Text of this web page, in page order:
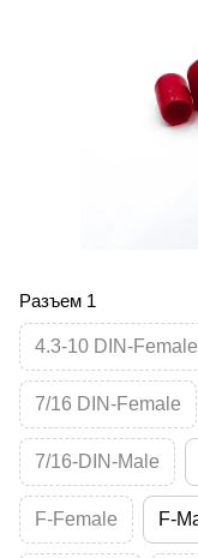
Разъем 1
4.3-10 DIN-Female
7/16 DIN-Female
7/16-DIN-Male
F-Female F-